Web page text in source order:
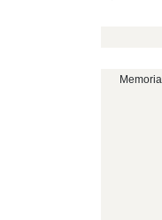
Memoria